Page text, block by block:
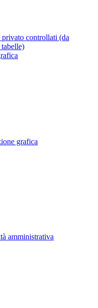
controllati (da
grafica
amministrativa